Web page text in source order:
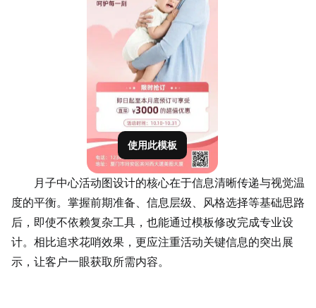
使用此模板
月子中心活动图设计的核心在于信息清晰传递与视觉温
度的平衡。掌握前期准备、信息层级、风格选择等基础思路
后，即使不依赖复杂工具，也能通过模板修改完成专业设
计。相比追求花哨效果，更应注重活动关键信息的突出展
示，让客户一眼获取所需内容。